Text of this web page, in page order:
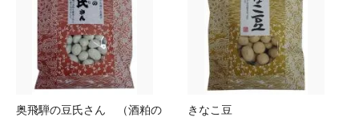
奥飛騨の豆氏さん （酒粕の
きなこ豆